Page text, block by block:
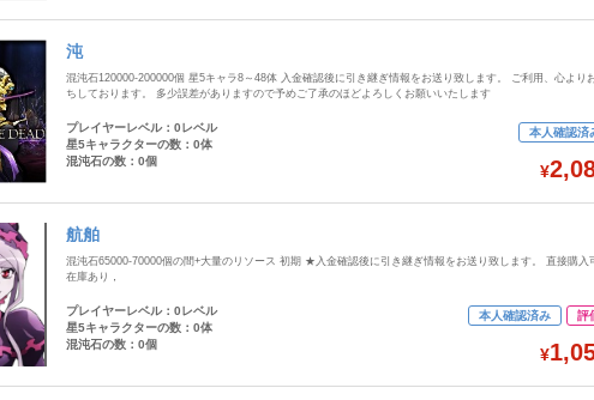
沌
混沌石120000-200000個 星5キャラ8～48体 入金確認後に引き継ぎ情報をお送り致します。 ご利用、心より
ちしております。 多少誤差がありますので予めご了承のほどよろしくお願いいたします
プレイヤーレベル：0レベル
星5キャラクターの数：0体
混沌石の数：0個
本人確認済
¥
航舶
混沌石65000-70000個の間+大量のリソース 初期 ★入金確認後に引き継ぎ情報をお送り致します。 直接購入
在庫あり，
プレイヤーレベル：0レベル
星5キャラクターの数：0体
混沌石の数：0個
本人確認済み 評
¥